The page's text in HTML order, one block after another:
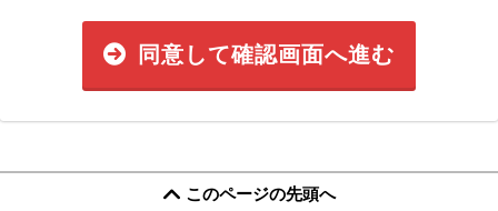
同意して確認画面へ進む
このページの先頭へ